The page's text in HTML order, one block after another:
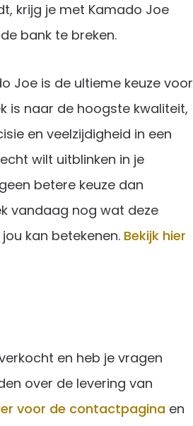
krijg je met Kamado Joe
bank te breken.
Joe is de ultieme keuze voor
is naar de hoogste kwaliteit,
en veelzijdigheid in een
wilt uitblinken in je
betere keuze dan
vandaag nog wat deze
kan betekenen. Bekijk hier
en heb je vragen
over de levering van
voor de contactpagina en